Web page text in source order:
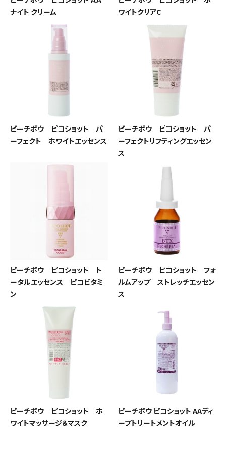
ナイト クリーム
ワイトクリアC
ピーチポウ ピコショット パ
ーフェクト ホワイトエッセンス
ピーチポウ ピコショット パ
ーフェクトリフティングエッセン
ス
ピーチポウ ピコショット ト
ータルエッセンス ピコビタミ
ン
ピーチポウ ピコショット フォ
ルムアップ ストレッチエッセン
ス
ピーチポウ ピコショット ホ
ワイトマッサージ＆マスク
ピーチポウ ピコショット AAディ
ープトリートメントオイル